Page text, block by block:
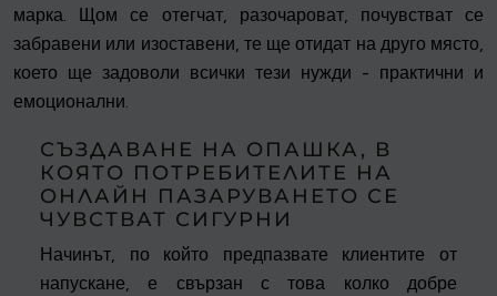
марка. Щом се отегчат, разочароват, почувстват се
забравени или изоставени, те ще отидат на друго място,
което ще задоволи всички тези нужди - практични и
емоционални.
СЪЗДАВАНЕ НА ОПАШКА, В
КОЯТО ПОТРЕБИТЕЛИТЕ НА
ОНЛАЙН ПАЗАРУВАНЕТО СЕ
ЧУВСТВАТ СИГУРНИ
Начинът, по който предпазвате клиентите от
напускане, е свързан с това колко добре